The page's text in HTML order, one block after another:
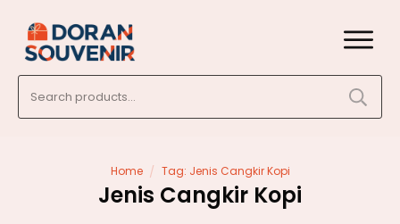
for:
Home / Tag: Jenis Cangkir Kopi
Jenis Cangkir Kopi